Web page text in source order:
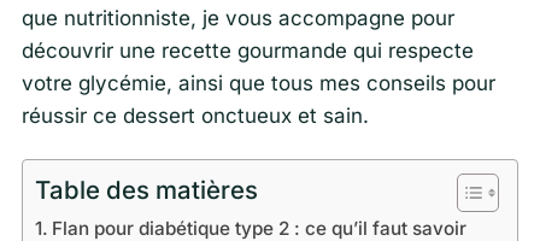
que nutritionniste, je vous accompagne pour
découvrir une recette gourmande qui respecte
votre glycémie, ainsi que tous mes conseils pour
réussir ce dessert onctueux et sain.
Table des matières
Flan pour diabétique type 2 : ce qu’il faut savoir